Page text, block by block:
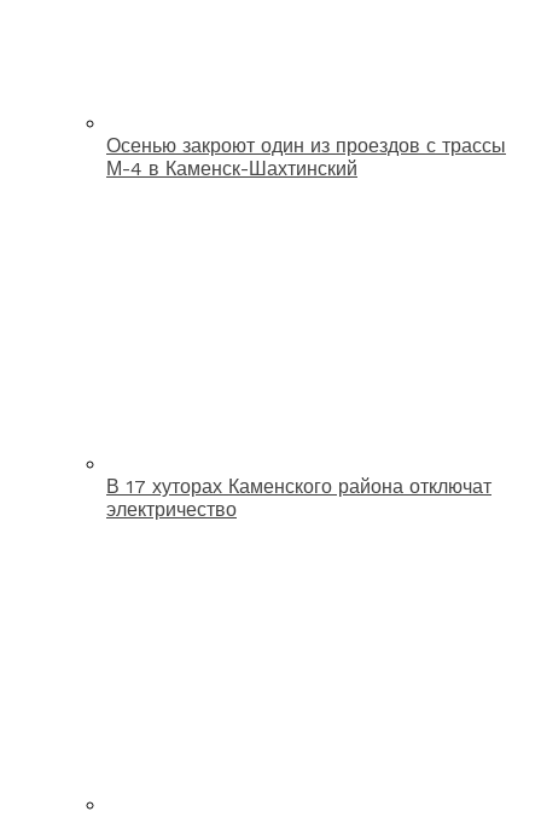
Осенью закроют один из проездов с трассы
М-4 в Каменск-Шахтинский
В 17 хуторах Каменского района отключат
электричество